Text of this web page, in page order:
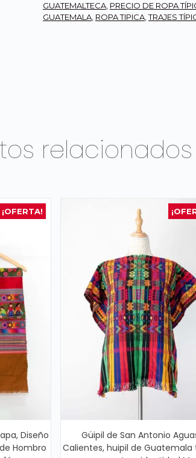
GUATEMALTECA PRECIO DE ROPA
GUATEMALA ROPA TIPICA ,TRAJES
relacionados
¡OFERTA!
Diseño
Hombro
Güipil de San Antonio
Calientes, huipil de Guatemala